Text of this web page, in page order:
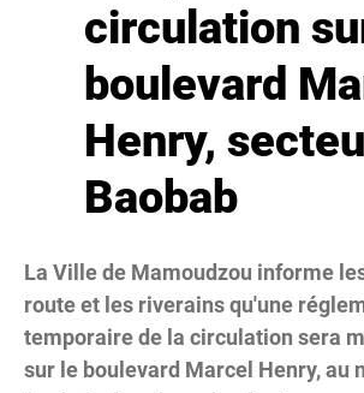
circulation
boulevard
Henry,
Baobab
La Ville de Mamoudzou informe
route et les riverains qu'une
temporaire de la circulation sera
sur le boulevard Marcel Henry, au